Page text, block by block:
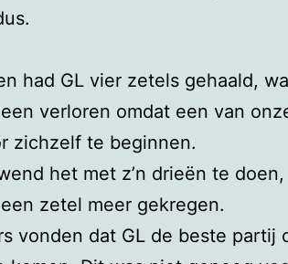
had GL vier zetels gehaald,
verloren omdat een van
zichzelf te beginnen.
het met z’n drieën te doen,
zetel meer gekregen.
vonden dat GL de beste partij